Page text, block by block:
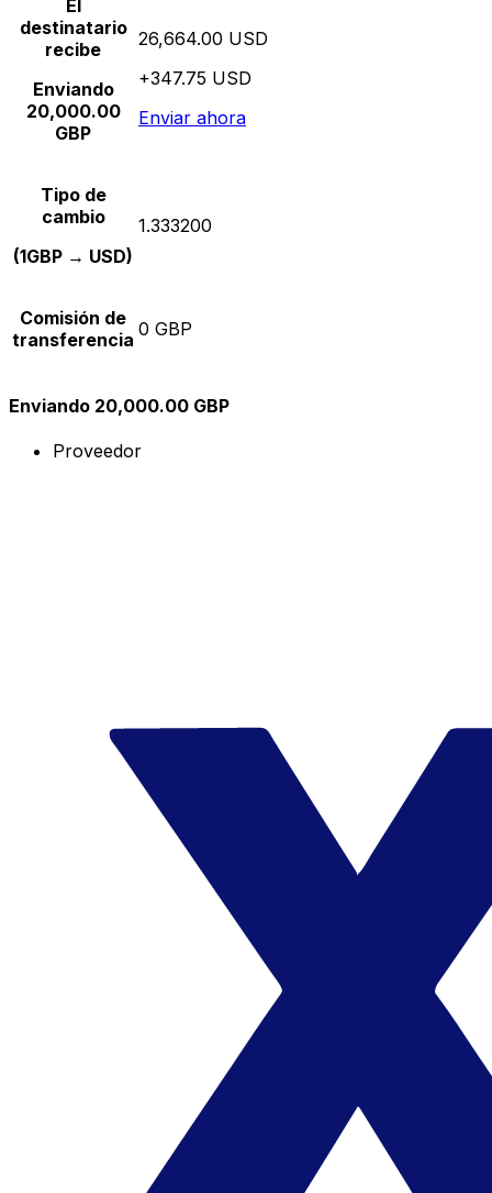
El
destinatario
recibe
Enviando
20,000.00
GBP
26,664.00 USD
+347.75 USD
Enviar ahora
Tipo de
cambio
(1GBP → USD)
1.333200
Comisión de
transferencia 0 GBP
Enviando 20,000.00 GBP
Proveedor